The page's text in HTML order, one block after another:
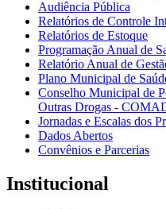
Audiência Pública
Relatórios de Controle
Relatórios de Estoque
Programação Anual de
Relatório Anual de
Plano Municipal de
Conselho Municipal de
Outras Drogas -
Jornadas e Escalas dos
Dados Abertos
Convênios e Parcerias
Institucional